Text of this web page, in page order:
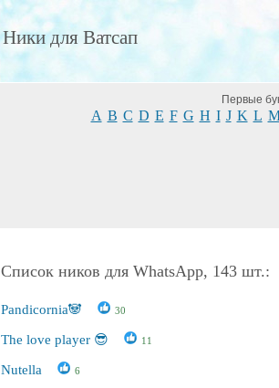
Ники для Ватсап
Первые
A B C D E F G H I J K L
Список ников для WhatsApp, 143 шт.:
Pandicornia🐼 30
The love player 😎 11
Nutella 6